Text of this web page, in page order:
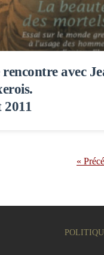
rencontre avec
«